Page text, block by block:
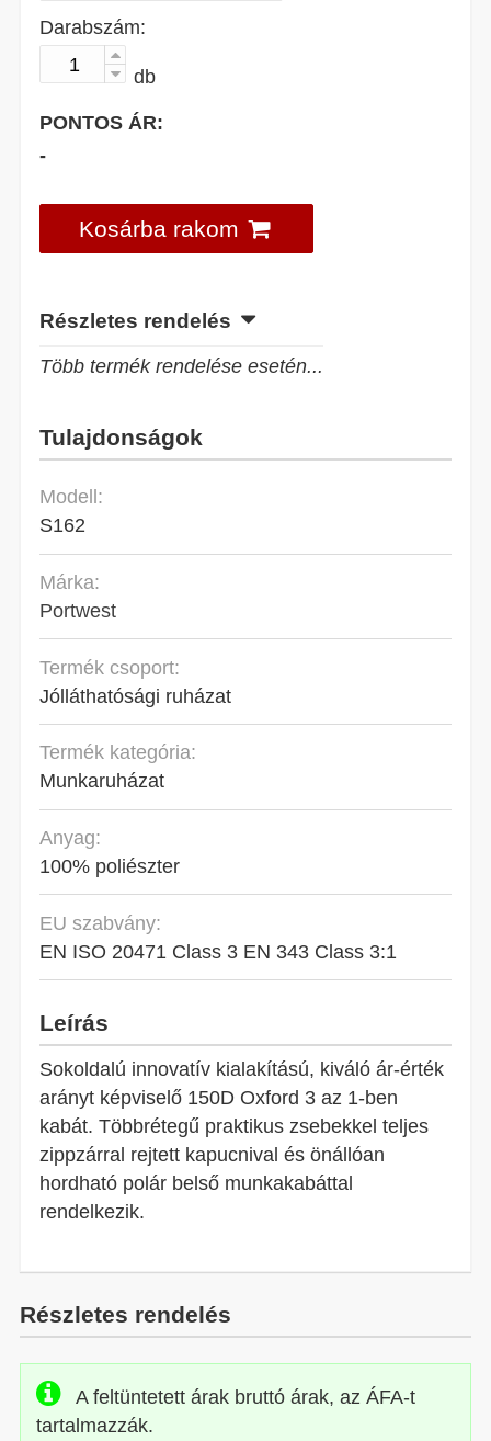
Darabszám:
db
PONTOS ÁR:
-
Kosárba rakom
Részletes rendelés
Több termék rendelése esetén...
Tulajdonságok
Modell:
S162
Márka:
Portwest
Termék csoport:
Jólláthatósági ruházat
Termék kategória:
Munkaruházat
Anyag:
100% poliészter
EU szabvány:
EN ISO 20471 Class 3 EN 343 Class 3:1
Leírás
Sokoldalú innovatív kialakítású, kiváló ár-érték
arányt képviselő 150D Oxford 3 az 1-ben
kabát. Többrétegű praktikus zsebekkel teljes
zippzárral rejtett kapucnival és önállóan
hordható polár belső munkakabáttal
rendelkezik.
Részletes rendelés
A feltüntetett árak bruttó árak, az ÁFA-t
tartalmazzák.